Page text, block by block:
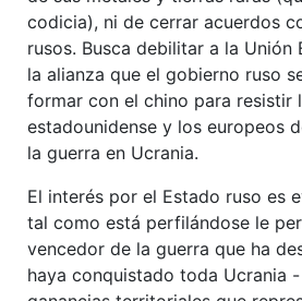
codicia), ni de cerrar acuerdos
rusos. Busca debilitar a la Unión
la alianza que el gobierno ruso
formar con el chino para resistir
estadounidense y los europeos
la guerra en Ucrania.
El interés por el Estado ruso es
tal como está perfilándose le
vencedor de la guerra que ha
haya conquistado toda Ucrania